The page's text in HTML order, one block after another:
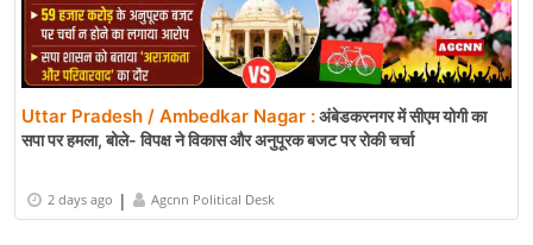
Uttar Pradesh / Ambedkar Nagar :अंबेडकरनगर में सीएम योगी का
सपा पर हमला, बोले- विपक्ष ने विकास और अनुपूरक बजट पर रोकी चर्चा
2 days ago | Agcnn Political Desk